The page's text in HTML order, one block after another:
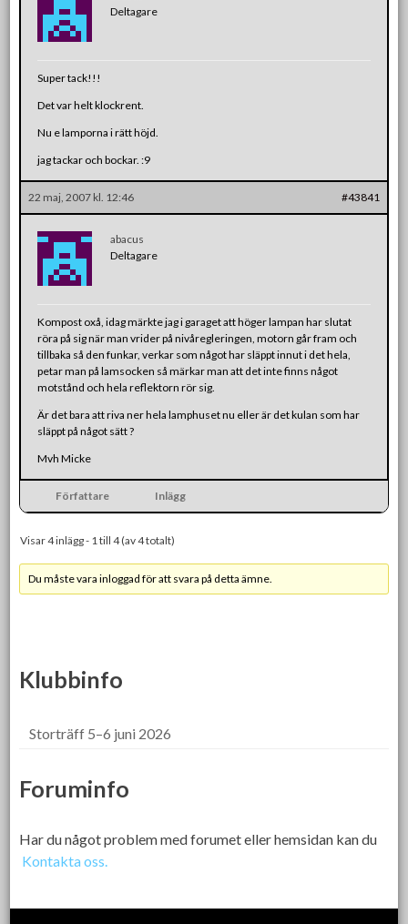
Deltagare
Super tack!!!
Det var helt klockrent.
Nu e lamporna i rätt höjd.
jag tackar och bockar. :9
22 maj, 2007 kl. 12:46 #43841
abacus
Deltagare
Kompost oxå, idag märkte jag i garaget att höger lampan har slutat
röra på sig när man vrider på nivåregleringen, motorn går fram och
tillbaka så den funkar, verkar som något har släppt innut i det hela,
petar man på lamsocken så märkar man att det inte finns något
motstånd och hela reflektorn rör sig.
Är det bara att riva ner hela lamphuset nu eller är det kulan som har
släppt på något sätt ?
Mvh Micke
Författare Inlägg
Visar 4 inlägg - 1 till 4 (av 4 totalt)
Du måste vara inloggad för att svara på detta ämne.
Klubbinfo
Storträff 5–6 juni 2026
Foruminfo
Har du något problem med forumet eller hemsidan kan du
Kontakta oss.